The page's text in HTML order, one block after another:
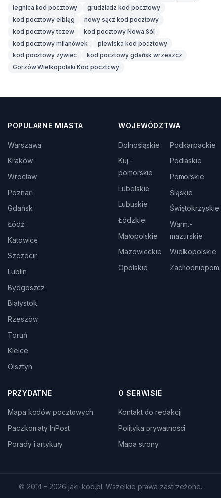
legnica kod pocztowy
grudziadz kod pocztowy
kod pocztowy elbląg
nowy sącz kod pocztowy
kod pocztowy tczew
kod pocztowy Nowa Sól
kod pocztowy milanówek
plewiska kod pocztowy
kod pocztowy zywiec
kod pocztowy gdańsk wrzeszcz
Gorzów Wielkopolski Kod pocztowy
POPULARNE MIASTA
Warszawa
Kraków
Wrocław
Poznań
Gdańsk
Łódź
Katowice
Szczecin
Lublin
Bydgoszcz
Białystok
Rzeszów
Toruń
Kielce
Olsztyn
WOJEWÓDZTWA
Dolnośląskie
Kuj.-
pomorskie
Lubelskie
Lubuskie
Łódzkie
Małopolskie
Mazowieckie
Opolskie
Podkarpackie
Podlaskie
Pomorskie
Śląskie
Świętokrzyskie
Warm.-
mazurskie
Wielkopolskie
Zachodniopom.
PRZYDATNE
Mapa kodów pocztowych
Paczkomaty InPost
Porady i artykuły
O SERWISIE
Kontakt do redakcji
Polityka prywatności
Mapa strony
© 2014 – 2026 jaki-kod.pl. Wszelkie prawa zastrzeżone.